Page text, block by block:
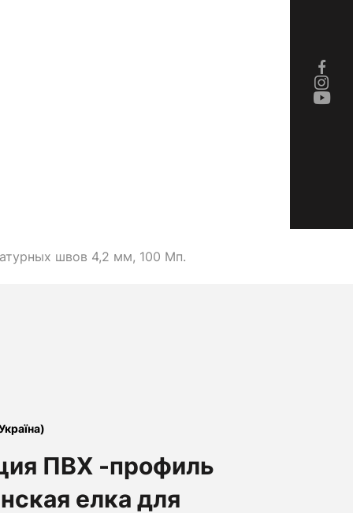
швов 4,2 мм, 100 Мп.
ПВХ -профиль
елка для